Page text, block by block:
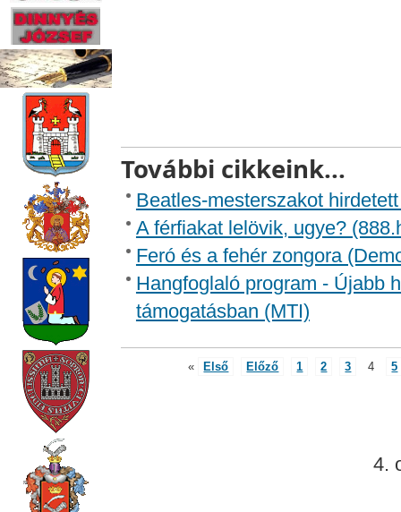
További cikkeink...
Beatles-mesterszakot
A férfiakat lelövik, ugye?
Feró és a fehér zongora
Hangfoglaló program - Újabb
támogatásban (MTI)
« Első Előző 1 2 3 4 5
4.